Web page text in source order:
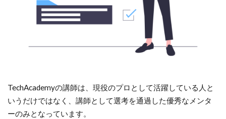
TechAcademyの講師は、現役のプロとして活躍している人と
いうだけではなく、講師として選考を通過した優秀なメンタ
ーのみとなっています。